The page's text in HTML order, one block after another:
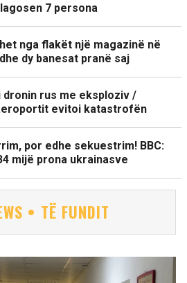
7 persona
nga flakët një magazinë në
dy banesat pranë saj
dronin rus me eksploziv /
evitoi katastrofën
por edhe sekuestrim! BBC:
mijë prona ukrainasve
• TË FUNDIT